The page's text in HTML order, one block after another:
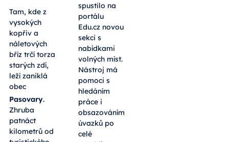
Tam, kde z
vysokých
kopřiv a
náletových
bříz trčí torza
starých zdí,
leží zaniklá
obec
Pasovary.
Zhruba
patnáct
kilometrů od
spustilo na
portálu
Edu.cz novou
sekci s
nabídkami
volných míst.
Nástroj má
pomoci s
hledáním
práce i
obsazováním
úvazků po
celé